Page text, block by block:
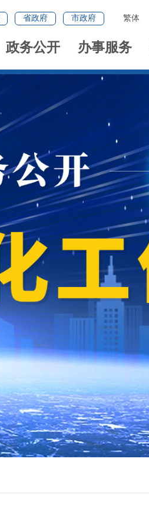
省政府 市政府 繁体
政务公开 办事服务